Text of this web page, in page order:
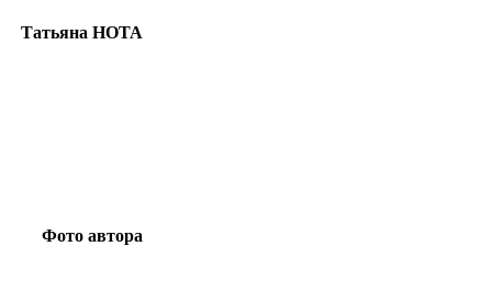
Татьяна НОТА
Фото автора